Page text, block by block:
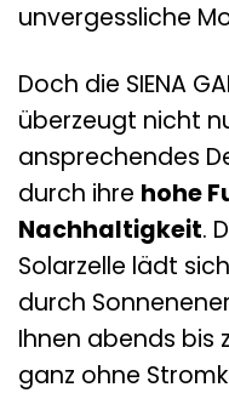
unvergessliche
Doch die SIENA
überzeugt nicht
ansprechendes
durch ihre hohe
Nachhaltigkeit.
Solarzelle lädt
durch
Ihnen abends bis
ganz ohne